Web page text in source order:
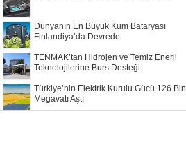
Dünyanın En Büyük Kum Bataryası
Finlandiya’da Devrede
TENMAK’tan Hidrojen ve Temiz Enerji
Teknolojilerine Burs Desteği
Türkiye’nin Elektrik Kurulu Gücü 126 Bin
Megavatı Aştı